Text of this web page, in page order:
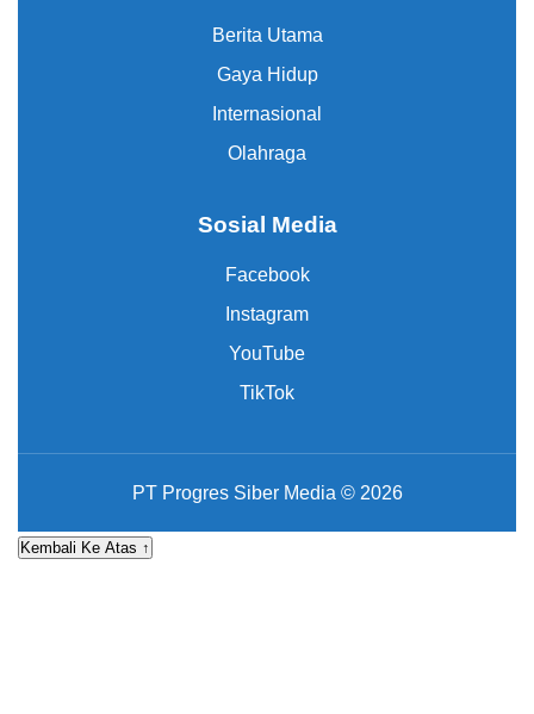
Berita Utama
Gaya Hidup
Internasional
Olahraga
Sosial Media
Facebook
Instagram
YouTube
TikTok
PT Progres Siber Media © 2026
Kembali Ke Atas ↑